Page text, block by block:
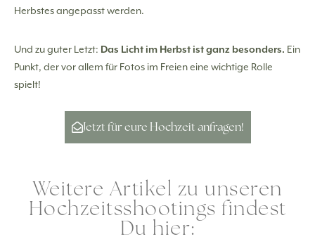
Herbstes angepasst werden.
Und zu guter Letzt: Das Licht im Herbst ist ganz besonders. Ein
Punkt, der vor allem für Fotos im Freien eine wichtige Rolle
spielt!
Jetzt für eure Hochzeit anfragen!
Weitere Artikel zu unseren
Hochzeitsshootings findest
Du hier: